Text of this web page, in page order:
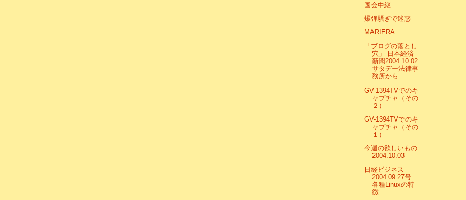
国会中継
爆弾騒ぎで迷惑
MARIERA
「ブログの落とし
穴」 日本経済
新聞2004.10.02
サタデー法律事
務所から
GV-1394TVでのキ
ャプチャ（その
２）
GV-1394TVでのキ
ャプチャ（その
１）
今週の欲しいもの
2004.10.03
日経ビジネス
2004.09.27号
各種Linuxの特
徴